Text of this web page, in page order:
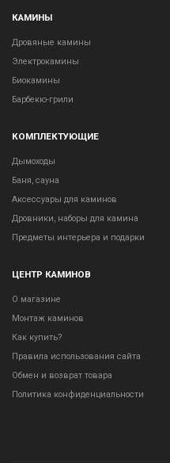
КАМИНЫ
Дровяные камины
Электрокамины
Биокамины
Барбекю-грили
КОМПЛЕКТУЮЩИЕ
Дымоходы
Баня, сауна
Аксессуары для каминов
Дровники, наборы для камина
Предметы интерьера и подарки
ЦЕНТР КАМИНОВ
О магазине
Монтаж каминов
Как купить?
Правила использования сайта
Обмен и возврат товара
Политика конфиденциальности